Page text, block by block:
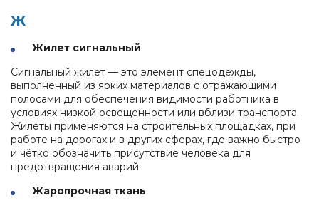
Ж
Жилет сигнальный
Сигнальный жилет — это элемент спецодежды,
выполненный из ярких материалов с отражающими
полосами для обеспечения видимости работника в
условиях низкой освещенности или вблизи транспорта.
Жилеты применяются на строительных площадках, при
работе на дорогах и в других сферах, где важно быстро
и чётко обозначить присутствие человека для
предотвращения аварий.
Жаропрочная ткань